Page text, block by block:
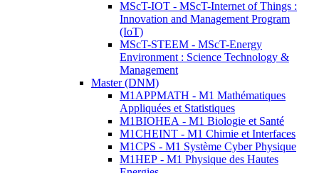
MScT-IOT - MScT-Internet of Things :
Innovation and Management Program
(IoT)
MScT-STEEM - MScT-Energy
Environment : Science Technology &
Management
Master (DNM)
M1APPMATH - M1 Mathématiques
Appliquées et Statistiques
M1BIOHEA - M1 Biologie et Santé
M1CHEINT - M1 Chimie et Interfaces
M1CPS - M1 Système Cyber Physique
M1HEP - M1 Physique des Hautes